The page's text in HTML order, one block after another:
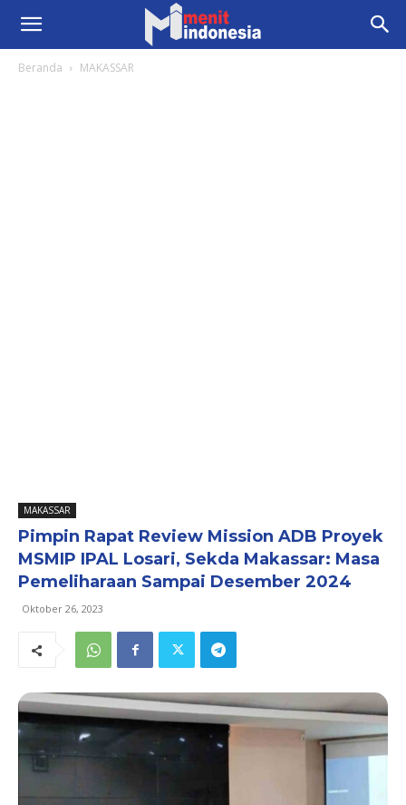
Beranda MAKASSAR
MAKASSAR
Pimpin Rapat Review Mission ADB Proyek
MSMIP IPAL Losari, Sekda Makassar: Masa
Pemeliharaan Sampai Desember 2024
Oktober 26, 2023